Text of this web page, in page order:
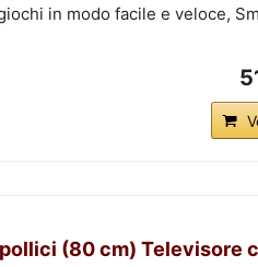
in modo facile e veloce,
(80 cm) Televisore